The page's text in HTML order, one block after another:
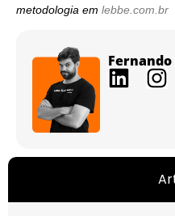
metodologia em lebbe.com.br
Fernando